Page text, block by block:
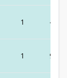
1 45
1 92